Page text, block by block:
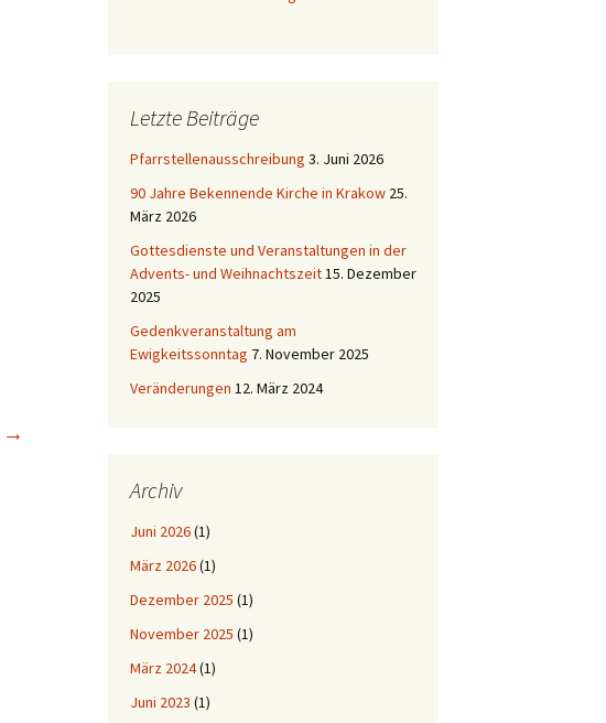
→
Letzte Beiträge
Pfarrstellenausschreibung 3. Juni 2026
90 Jahre Bekennende Kirche in Krakow 25.
März 2026
Gottesdienste und Veranstaltungen in der
Advents- und Weihnachtszeit15. Dezember
2025
Gedenkveranstaltung am
Ewigkeitssonntag 7. November 2025
Veränderungen 12. März 2024
Archiv
Juni 2026(1)
März 2026(1)
Dezember 2025 (1)
November 2025 (1)
März 2024(1)
Juni 2023 (1)